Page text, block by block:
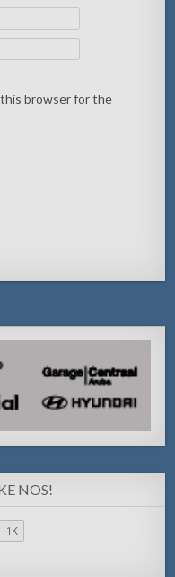
this browser for the
NOS!